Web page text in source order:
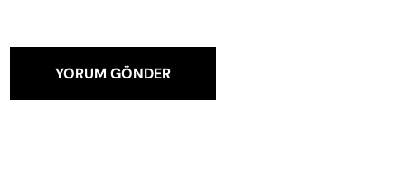
YORUM GÖNDER